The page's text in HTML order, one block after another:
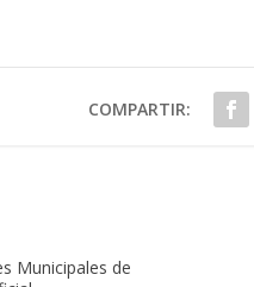
COMPARTIR:
Municipales de